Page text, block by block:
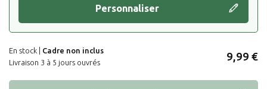
Personnaliser
En stock | Cadre non inclus
Livraison 3 à 5 jours ouvrés
9,99 €